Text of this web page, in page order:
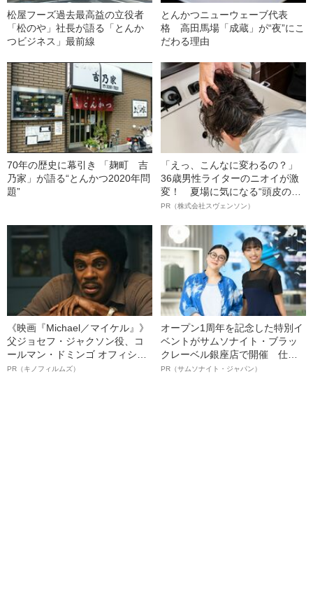
松屋フーズ過去最高益の立役者
「松のや」社長が語る「とんか
つビジネス」最前線
とんかつニューウェーブ代表
格 高田馬場「成蔵」が“夜”にこ
だわる理由
70年の歴史に幕引き 「麹町 吉
乃家」が語る“とんかつ2020年問
題”
「えっ、こんなに変わるの？」
36歳男性ライターのニオイが激
変！ 夏場に気になる“頭皮のニ
オイ”や“ベタつき”を解消す
ト”が生み出した徹底ケアとは
PR（株式会社スヴェンソン）
《映画『Michael／マイケル』》
父ジョセフ・ジャクソン役、コ
ールマン・ドミンゴ オフィシャ
ルインタビュー“観客を魅了した
PR（キノフィルムズ）
オープン1周年を記念した特別イ
ベントがサムソナイト・ブラッ
クレーベル銀座店で開催 仕事
も人生も自分らしく～笑顔あふ
PR（サムソナイト・ジャパン）